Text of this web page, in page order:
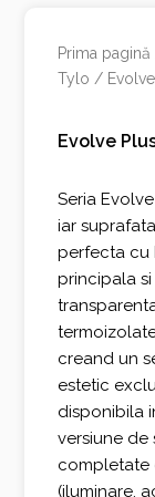
Prima pagină
Tylo /
Evolve
Seria
iar
perfecta cu
principala
creand un
estetic
disponibila
versiune de
completate
(iluminare,